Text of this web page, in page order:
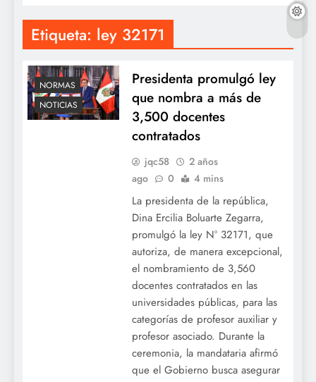
Etiqueta: ley 32171
NORMAS
NOTICIAS
Presidenta promulgó ley
que nombra a más de
3,500 docentes
contratados
jqc58
2 años
ago
0 4 mins
La presidenta de la república,
Dina Ercilia Boluarte Zegarra,
promulgó la ley N° 32171, que
autoriza, de manera excepcional,
el nombramiento de 3,560
docentes contratados en las
universidades públicas, para las
categorías de profesor auxiliar y
profesor asociado. Durante la
ceremonia, la mandataria afirmó
que el Gobierno busca asegurar